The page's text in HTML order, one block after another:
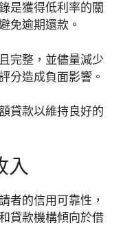
是獲得低利率的關
免逾期還款。
完整，並儘量減少
分造成負面影響。
貸款以維持良好的
入
者的信用可靠性，
貸款機構傾向於借